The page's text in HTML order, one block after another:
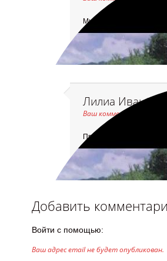
Мне очень нравится эта
Лилиа Иванова
Ваш комментарий
Привет!
Добавить
Войти с помощью:
Ваш адрес email не будет опубликован.